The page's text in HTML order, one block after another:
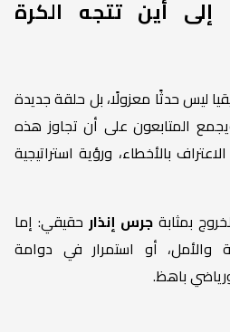
إلى أين تتجه الكرة
ليس حدثًا معزولًا، بل حلقة جديدة
المتابعون على أن تجاوز هذه
بالأخطاء، ورؤية استراتيجية
بمثابةجرس إنذار حقيقي: إما
والأمل، أو استمرار في دوامة
باهظ.